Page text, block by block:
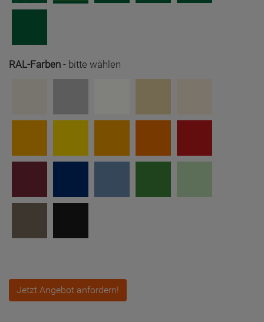
RAL-Farben - bitte wählen
Jetzt Angebot anfordern!